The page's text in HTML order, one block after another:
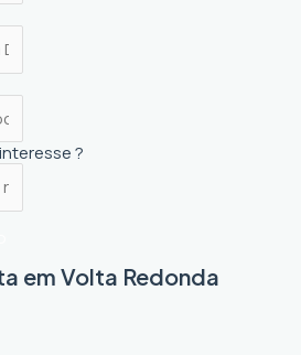
?
em Volta Redonda